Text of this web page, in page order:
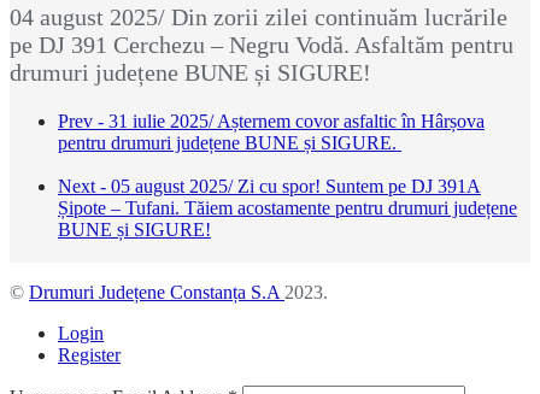
04 august 2025/ Din zorii zilei continuăm lucrările
pe DJ 391 Cerchezu – Negru Vodă. Asfaltăm pentru
drumuri județene BUNE și SIGURE!
Prev - 31 iulie 2025/ Așternem covor asfaltic în Hârșova
pentru drumuri județene BUNE și SIGURE.
Next - 05 august 2025/ Zi cu spor! Suntem pe DJ 391A
Șipote – Tufani. Tăiem acostamente pentru drumuri județene
BUNE și SIGURE!
© Drumuri Județene Constanța S.A 2023.
Login
Register